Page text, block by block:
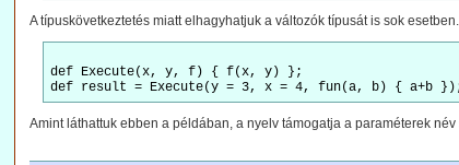
A típuskövetkeztetés miatt elhagyhatjuk a változók típusát is sok
def Execute(x, y, f) { f(x, y) };
Amint láthattuk ebben a példában, a nyelv támogatja a paraméterek